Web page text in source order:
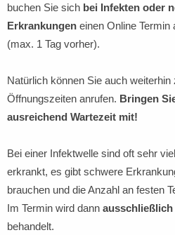
buchen Sie sich bei Infekten oder
Erkrankungen einen Online
(max. 1 Tag vorher).
Natürlich können Sie auch weiterhin
Öffnungszeiten anrufen. Bringen
ausreichend Wartezeit mit!
Bei einer Infektwelle sind oft sehr
erkrankt, es gibt schwere
brauchen und die Anzahl an festen
Im Termin wird dann
behandelt.